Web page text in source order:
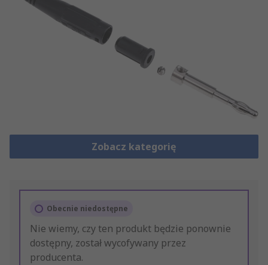
Zobacz kategorię
Obecnie niedostępne
Nie wiemy, czy ten produkt będzie ponownie
dostępny, został wycofywany przez
producenta.